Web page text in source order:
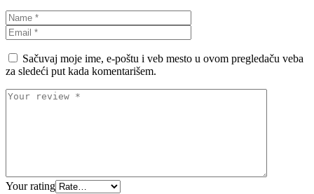
Sačuvaj moje ime, e-poštu i veb mesto u ovom pregledaču veba
za sledeći put kada komentarišem.
Your rating